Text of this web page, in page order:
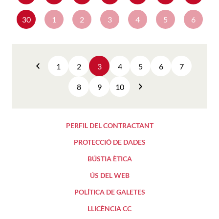
30 1 2 3 4 5 6
Anterior
1 2 3 4 5 6 7
8 9 10
PERFIL DEL CONTRACTANT
PROTECCIÓ DE DADES
BÚSTIA ÈTICA
ÚS DEL WEB
POLÍTICA DE GALETES
LLICÈNCIA CC